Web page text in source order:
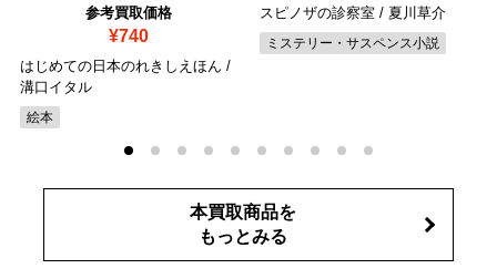
参考買取価格
¥740
はじめての日本のれきしえほん /
溝口イタル
絵本
スピノザの診察室 / 夏川草介
ミステリー・サスペンス小説
本買取商品を
もっとみる